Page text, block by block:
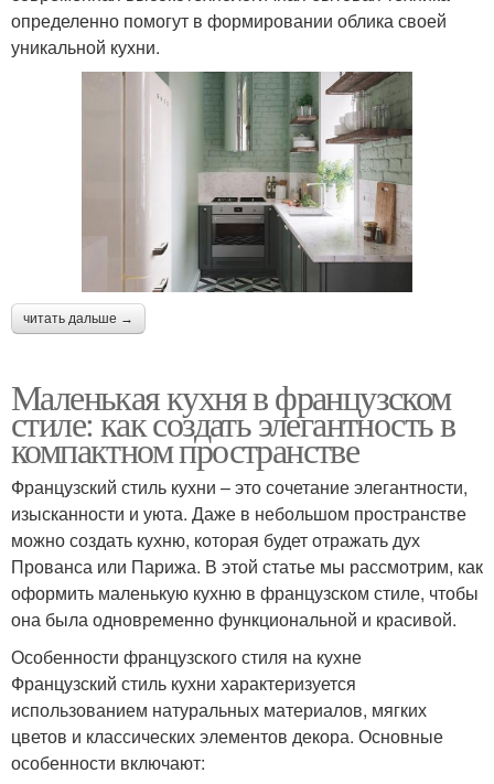
определенно помогут в формировании облика своей
уникальной кухни.
читать дальше →
Маленькая кухня в французском
стиле: как создать элегантность в
компактном пространстве
Французский стиль кухни – это сочетание элегантности,
изысканности и уюта. Даже в небольшом пространстве
можно создать кухню, которая будет отражать дух
Прованса или Парижа. В этой статье мы рассмотрим, как
оформить маленькую кухню в французском стиле, чтобы
она была одновременно функциональной и красивой.
Особенности французского стиля на кухне
Французский стиль кухни характеризуется
использованием натуральных материалов, мягких
цветов и классических элементов декора. Основные
особенности включают: